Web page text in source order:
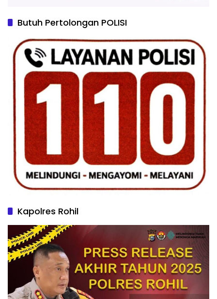
Butuh Pertolongan POLISI
Kapolres Rohil